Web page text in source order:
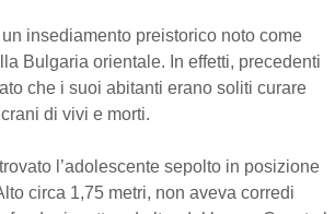
insediamento preistorico noto come
Bulgaria orientale. In effetti, precedenti
che i suoi abitanti erano soliti curare
di vivi e morti.
l’adolescente sepolto in posizione
circa 1,75 metri, non aveva corredi